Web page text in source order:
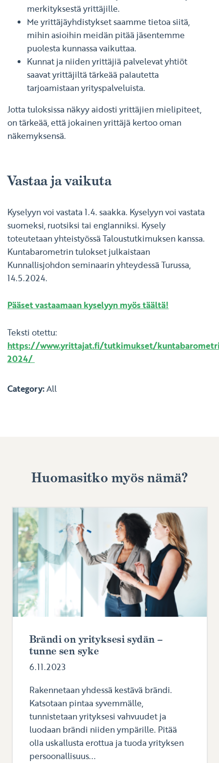
merkityksestä yrittäjille.
Me yrittäjäyhdistykset saamme tietoa siitä,
mihin asioihin meidän pitää jäsentemme
puolesta kunnassa vaikuttaa.
Kunnat ja niiden yrittäjiä palvelevat yhtiöt
saavat yrittäjiltä tärkeää palautetta
tarjoamistaan yrityspalveluista.
Jotta tuloksissa näkyy aidosti yrittäjien mielipiteet,
on tärkeää, että jokainen yrittäjä kertoo oman
näkemyksensä.
Vastaa ja vaikuta
Kyselyyn voi vastata 1.4. saakka. Kyselyyn voi vastata
suomeksi, ruotsiksi tai englanniksi. Kysely
toteutetaan yhteistyössä Taloustutkimuksen kanssa.
Kuntabarometrin tulokset julkaistaan
Kunnallisjohdon seminaarin yhteydessä Turussa,
14.5.2024.
Pääset vastaamaan kyselyyn myös täältä!
Teksti otettu:
https://www.yrittajat.fi/tutkimukset/
2024/
Category:All
Huomasitko myös nämä?
Brändi on yrityksesi sydän –
tunne sen syke
6.11.2023
Rakennetaan yhdessä kestävä brändi.
Katsotaan pintaa syvemmälle,
tunnistetaan yrityksesi vahvuudet ja
luodaan brändi niiden ympärille. Pitää
olla uskallusta erottua ja tuoda yrityksen
persoonallisuus...